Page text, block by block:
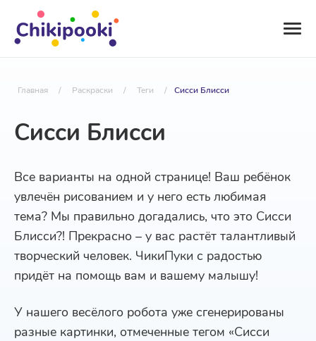
Главная / Раскраски / Теги / Сисси Блисси
Сисси Блисси
Все варианты на одной странице! Ваш ребёнок
увлечён рисованием и у него есть любимая
тема? Мы правильно догадались, что это Сисси
Блисси?! Прекрасно – у вас растёт талантливый
творческий человек. ЧикиПуки с радостью
придёт на помощь вам и вашему малышу!
У нашего весёлого робота уже сгенерированы
разные картинки, отмеченные тегом «Сисси